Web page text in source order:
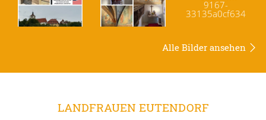
Alle Bilder ansehen
LANDFRAUEN EUTENDORF